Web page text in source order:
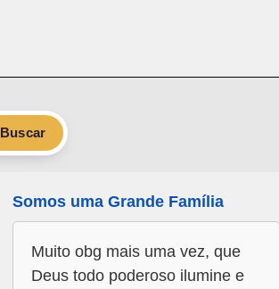
Buscar
Somos uma Grande Família
Muito obg mais uma vez, que
Deus todo poderoso ilumine e